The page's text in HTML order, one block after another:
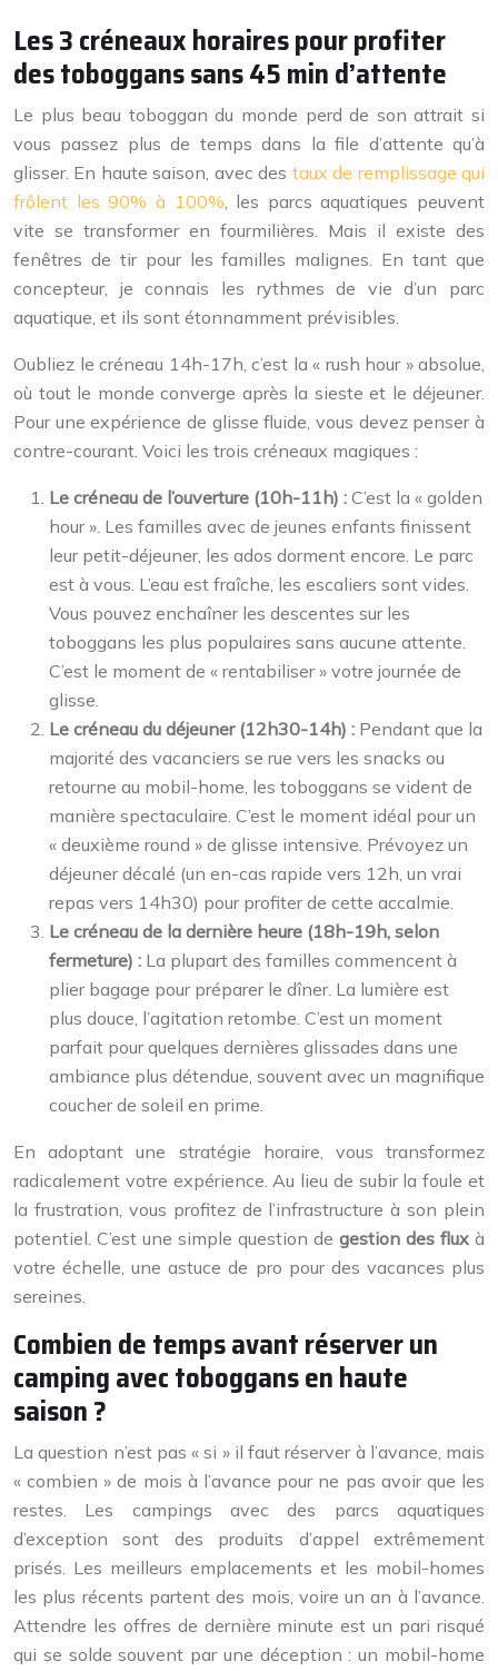
Les 3 créneaux horaires pour profiter
des toboggans sans 45 min d’attente
Le plus beau toboggan du monde perd de son attrait si
vous passez plus de temps dans la file d’attente qu’à
glisser. En haute saison, avec des taux de remplissage qui
frôlent les 90% à 100%, les parcs aquatiques peuvent
vite se transformer en fourmilières. Mais il existe des
fenêtres de tir pour les familles malignes. En tant que
concepteur, je connais les rythmes de vie d’un parc
aquatique, et ils sont étonnamment prévisibles.
Oubliez le créneau 14h-17h, c’est la « rush hour » absolue,
où tout le monde converge après la sieste et le déjeuner.
Pour une expérience de glisse fluide, vous devez penser à
contre-courant. Voici les trois créneaux magiques :
Le créneau de l’ouverture (10h-11h) : C’est la « golden
hour ». Les familles avec de jeunes enfants finissent
leur petit-déjeuner, les ados dorment encore. Le parc
est à vous. L’eau est fraîche, les escaliers sont vides.
Vous pouvez enchaîner les descentes sur les
toboggans les plus populaires sans aucune attente.
C’est le moment de « rentabiliser » votre journée de
glisse.
Le créneau du déjeuner (12h30-14h) : Pendant que la
majorité des vacanciers se rue vers les snacks ou
retourne au mobil-home, les toboggans se vident de
manière spectaculaire. C’est le moment idéal pour un
« deuxième round » de glisse intensive. Prévoyez un
déjeuner décalé (un en-cas rapide vers 12h, un vrai
repas vers 14h30) pour profiter de cette accalmie.
Le créneau de la dernière heure (18h-19h, selon
fermeture) : La plupart des familles commencent à
plier bagage pour préparer le dîner. La lumière est
plus douce, l’agitation retombe. C’est un moment
parfait pour quelques dernières glissades dans une
ambiance plus détendue, souvent avec un magnifique
coucher de soleil en prime.
En adoptant une stratégie horaire, vous transformez
radicalement votre expérience. Au lieu de subir la foule et
la frustration, vous profitez de l’infrastructure à son plein
potentiel. C’est une simple question de gestion des flux à
votre échelle, une astuce de pro pour des vacances plus
sereines.
Combien de temps avant réserver un
camping avec toboggans en haute
saison ?
La question n’est pas « si » il faut réserver à l’avance, mais
« combien » de mois à l’avance pour ne pas avoir que les
restes. Les campings avec des parcs aquatiques
d’exception sont des produits d’appel extrêmement
prisés. Les meilleurs emplacements et les mobil-homes
les plus récents partent des mois, voire un an à l’avance.
Attendre les offres de dernière minute est un pari risqué
qui se solde souvent par une déception : un mobil-home